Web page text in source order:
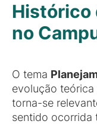
Histórico
no
O tema
evolução
torna-se
sentido ocorrida